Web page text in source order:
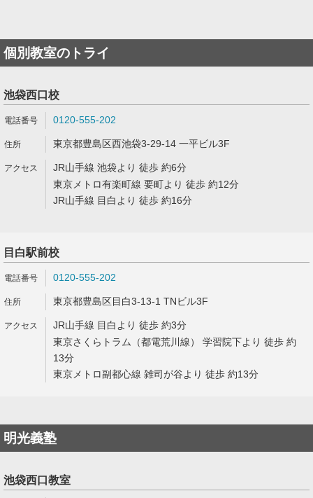
個別教室のトライ
池袋西口校
0120-555-202
東京都豊島区西池袋3-29-14 一平ビル3F
JR山手線 池袋より 徒歩 約6分
東京メトロ有楽町線 要町より 徒歩 約12分
JR山手線 目白より 徒歩 約16分
目白駅前校
0120-555-202
東京都豊島区目白3-13-1 TNビル3F
JR山手線 目白より 徒歩 約3分
東京さくらトラム（都電荒川線） 学習院下より 徒歩 約
13分
東京メトロ副都心線 雑司が谷より 徒歩 約13分
明光義塾
池袋西口教室